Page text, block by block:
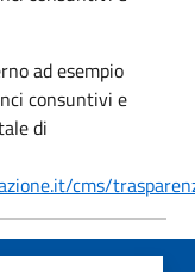
ad esempio
consuntivi e
di
cms/